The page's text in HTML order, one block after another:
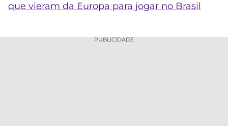
que vieram da Europa para jogar no Brasil
PUBLICIDADE